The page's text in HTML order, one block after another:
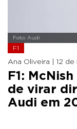
Foto: Audi
F1
Ana Oliveira | 12 de
F1:
de virar
Audi em